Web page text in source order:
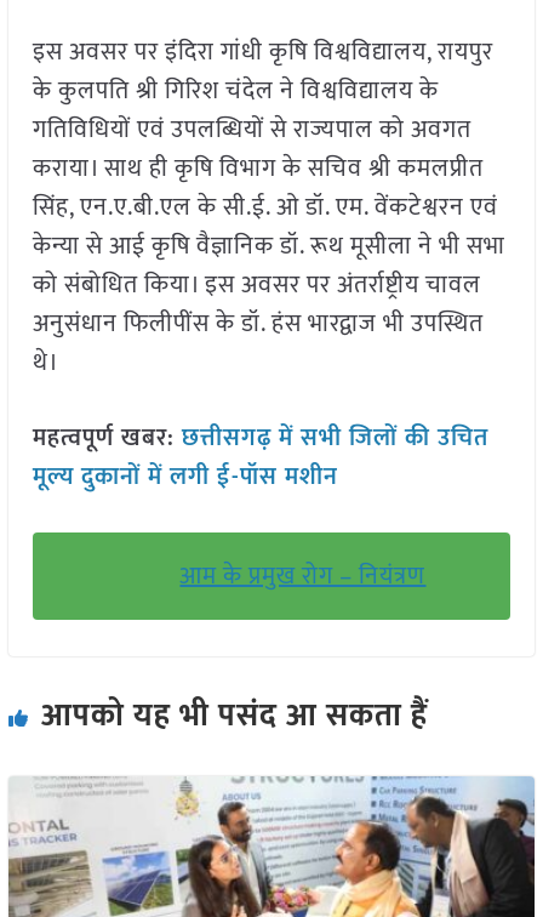
इस अवसर पर इंदिरा गांधी कृषि विश्वविद्यालय, रायपुर
के कुलपति श्री गिरिश चंदेल ने विश्वविद्यालय के
गतिविधियों एवं उपलब्धियों से राज्यपाल को अवगत
कराया। साथ ही कृषि विभाग के सचिव श्री कमलप्रीत
सिंह, एन.ए.बी.एल के सी.ई. ओ डॉ. एम. वेंकटेश्वरन एवं
केन्या से आई कृषि वैज्ञानिक डॉ. रूथ मूसीला ने भी सभा
को संबोधित किया। इस अवसर पर अंतर्राष्ट्रीय चावल
अनुसंधान फिलीपींस के डॉ. हंस भारद्वाज भी उपस्थित
थे।
महत्वपूर्ण खबर:छत्तीसगढ़ में सभी जिलों की उचित
मूल्य दुकानों में लगी ई-पॉस मशीन
आम के प्रमुख रोग – नियंत्रण
आपको यह भी पसंद आ सकता हैं